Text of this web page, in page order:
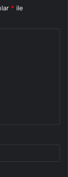
* ile